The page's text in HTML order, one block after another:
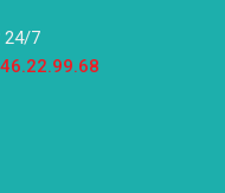
24/7